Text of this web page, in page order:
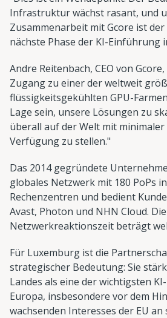
Infrastruktur wächst rasant, und
Zusammenarbeit mit Gcore ist
nächste Phase der KI-Einführung
Andre Reitenbach, CEO von
Zugang zu einer der weltweit
flüssigkeitsgekühlten GPU-
Lage sein, unsere Lösungen zu
überall auf der Welt mit
Verfügung zu stellen."
Das 2014 gegründete
globales Netzwerk mit 180 PoPs
Rechenzentren und bedient
Avast, Photon und NHN Cloud.
Netzwerkreaktionszeit beträgt
Für Luxemburg ist die
strategischer Bedeutung: Sie
Landes als eine der wichtigsten
Europa, insbesondere vor dem
wachsenden Interesses der EU